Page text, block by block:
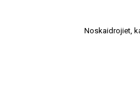
Noskaidrojiet,